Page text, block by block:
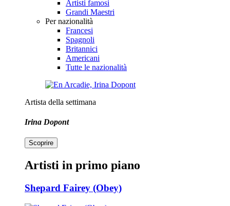
Artisti famosi
Grandi Maestri
Per nazionalità
Francesi
Spagnoli
Britannici
Americani
Tutte le nazionalità
Artista della settimana
Irina Dopont
Scoprire
Artisti in primo piano
Shepard Fairey (Obey)